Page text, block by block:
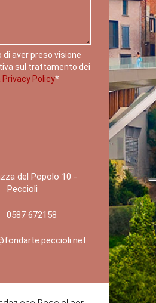
di aver preso visione
sul trattamento dei
Privacy Policy*
del Popolo 10 -
Peccioli
0587 672158